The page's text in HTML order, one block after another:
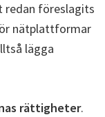
redan föreslagits
nätplattformar
lägga
rättigheter.